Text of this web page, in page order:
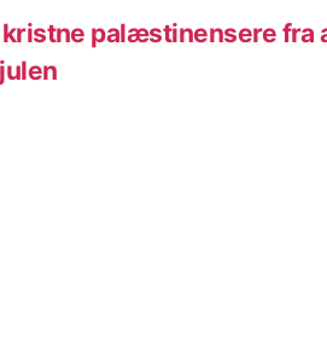
palæstinensere fra